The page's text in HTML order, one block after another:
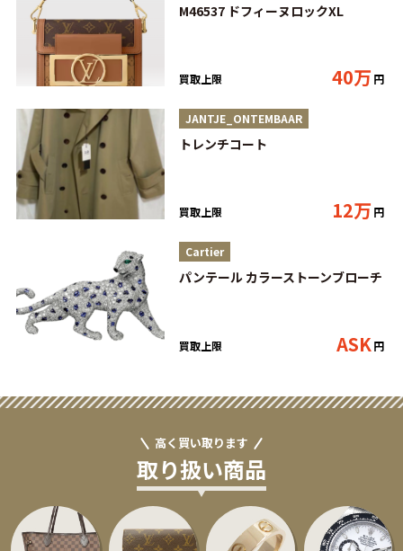
M46537 ドフィーヌロックXL
買取上限 40万 円
JANTJE_ONTEMBAAR
トレンチコート
買取上限 12万 円
Cartier
パンテール カラーストーンブローチ
買取上限 ASK円
高く買い取ります
取り扱い商品